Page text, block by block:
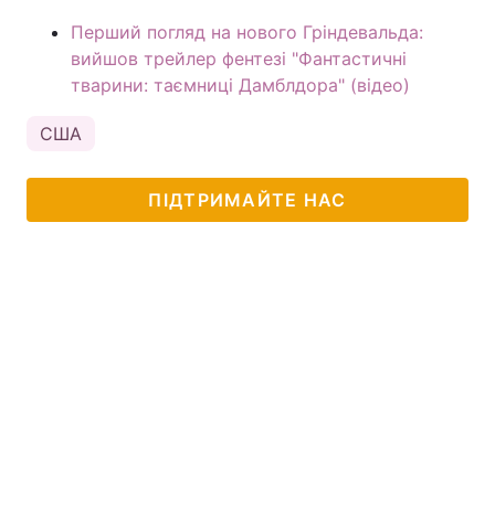
Перший погляд на нового Гріндевальда:
вийшов трейлер фентезі "Фантастичні
тварини: таємниці Дамблдора" (відео)
США
ПІДТРИМАЙТЕ НАС